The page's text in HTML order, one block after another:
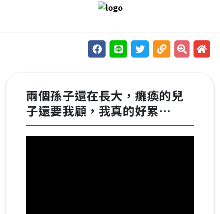
兩個孫子還在長大，癱瘓的兒
子還要我顧，我真的好累…